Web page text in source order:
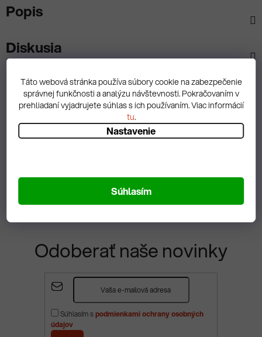
Táto webová stránka používa súbory cookie na zabezpečenie
správnej funkčnosti a analýzu návštevnosti. Pokračovaním v
prehliadaní vyjadrujete súhlas s ich používaním. Viac informácií
tu.
Nastavenie
Súhlasím
Popis
Diskusia
Spätná väzba
Odoberať naše novinky
Súhlasím spodmienkami ochrany osobných
údajov